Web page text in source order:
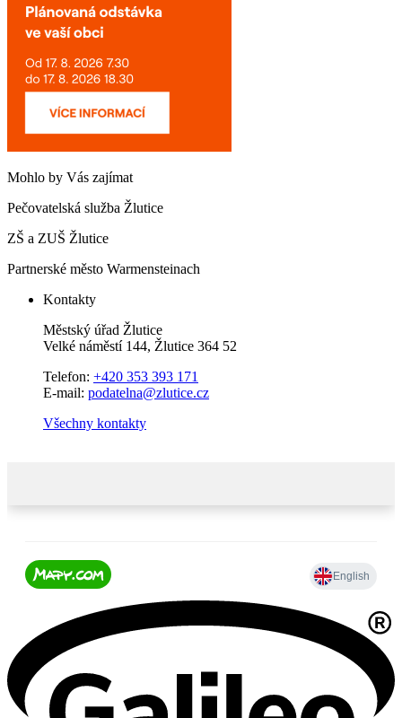
Mohlo by Vás zajímat
Pečovatelská služba Žlutice
ZŠ a ZUŠ Žlutice
Partnerské město Warmensteinach
Kontakty
Městský úřad Žlutice
Velké náměstí 144, Žlutice 364 52
Telefon: +420 353 393 171
E-mail: podatelna@zlutice.cz
Všechny kontakty